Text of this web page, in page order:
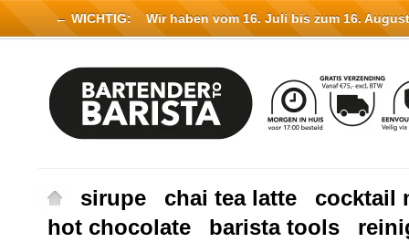
sirupe chai tea latte
cocktail
hot chocolate
barista tools
← WICHTIG: Wir haben vom 16. Juli bis zum 16.